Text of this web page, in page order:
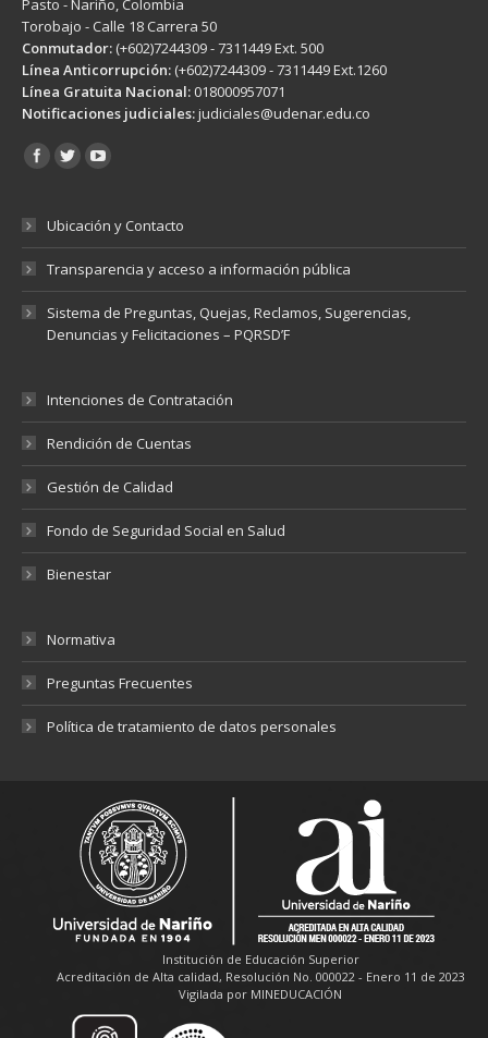
Torobajo - Calle 18 Carrera 50
Conmutador: (+602)7244309 - 7311449 Ext. 500
Línea Anticorrupción: (+602)7244309 - 7311449 Ext.1260
Línea Gratuita Nacional: 018000957071
Notificaciones judiciales:judiciales@udenar.edu.co
Encuéntranos en:
Ubicación y Contacto
Transparencia y acceso a información pública
Sistema de Preguntas, Quejas, Reclamos, Sugerencias,
Denuncias y Felicitaciones – PQRSD’F
Intenciones de Contratación
Rendición de Cuentas
Gestión de Calidad
Fondo de Seguridad Social en Salud
Bienestar
Normativa
Preguntas Frecuentes
Política de tratamiento de datos personales
Institución de Educación Superior
Acreditación de Alta calidad, Resolución No. 000022 - Enero 11 de 2023
Vigilada por MINEDUCACIÓN